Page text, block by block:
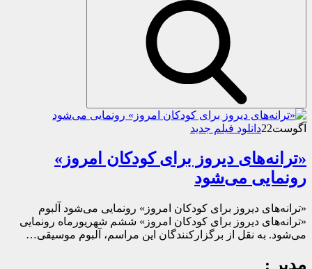
آگوست22دانلود فیلم جدید
«ترانه‌های دیروز برای کودکان امروز»
رونمایی می‌شود
«ترانه‌های دیروز برای کودکان امروز» رونمایی می‌شود آلبوم
«ترانه‌های دیروز برای کودکان امروز» ششم شهریورماه رونمایی
می‌شود. به نقل از برگزارکنندگان این مراسم، آلبوم موسیقی…
مدیر :